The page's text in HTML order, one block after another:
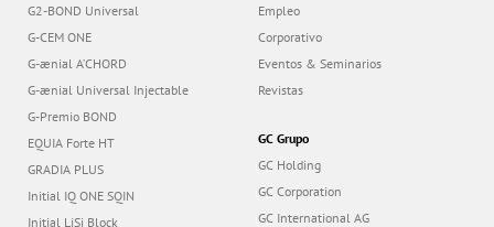
G2-BOND Universal
G-CEM ONE
G-ænial A’CHORD
G-ænial Universal Injectable
G-Premio BOND
EQUIA Forte HT
GRADIA PLUS
Initial IQ ONE SQIN
Initial LiSi Block
Empleo
Corporativo
Eventos & Seminarios
Revistas
GC Grupo
GC Holding
GC Corporation
GC International AG